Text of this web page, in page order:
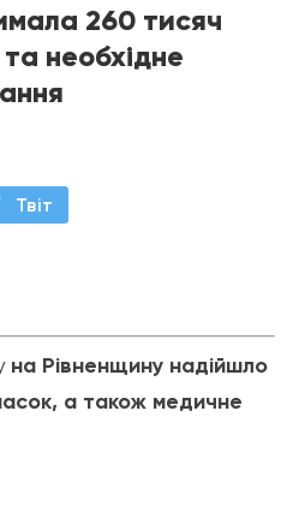
260 тисяч
необхідне
Твiт
на Рівненщину надійшло
а також медичне